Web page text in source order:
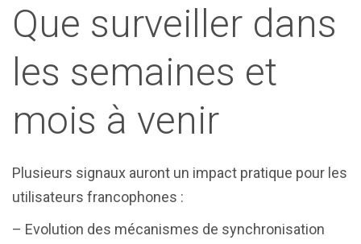
Que surveiller dans
les semaines et
mois à venir
Plusieurs signaux auront un impact pratique pour les
utilisateurs francophones :
– Evolution des mécanismes de synchronisation